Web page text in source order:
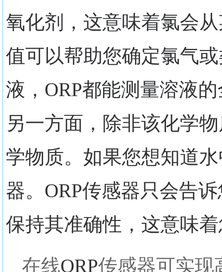
氧化剂，这意味着氯会
值可以帮助您确定氯气
液，ORP都能测量溶液
另一方面，除非该化学
学物质。如果您想知道
器。ORP传感器只会告
保持其准确性，这意味
在线ORP传感器可实现